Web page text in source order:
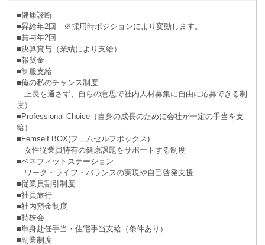
■健康診断
■昇給年2回 ※採⽤時ポジションにより変動します。
■賞与年2回
■決算賞与（業績により⽀給）
■報奨⾦
■制服支給
■俺の私のチャンス制度
上長を通さず、自らの意思で社内人材募集に自由に応募できる制
度）
■Professional Choice（自身の成長のために会社が⼀定の手当を支
給）
■Femself BOX(フェムセルフボックス)
女性従業員特有の健康課題をサポートする制度
■ベネフィットステーション
ワーク・ライフ・バランスの実現や自己啓発支援
■従業員割引制度
■社員旅⾏
■社内預⾦制度
■持株会
■単身赴任手当・住宅手当支給（条件あり）
■副業制度